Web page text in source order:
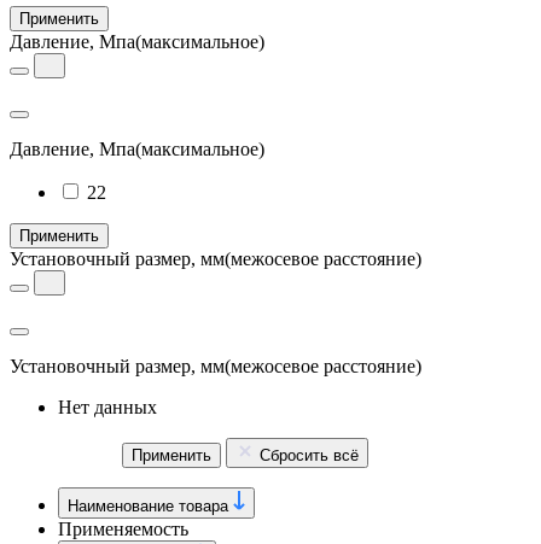
Применить
Давление, Мпа(максимальное)
Давление, Мпа(максимальное)
22
Применить
Установочный размер, мм(межосевое расстояние)
Установочный размер, мм(межосевое расстояние)
Нет данных
Применить Сбросить всё
Наименование товара
Применяемость